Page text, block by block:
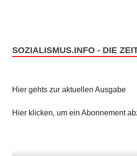
SOZIALISMUS.INFO - DIE
Hier gehts zur aktuellen Ausgabe
Hier klicken, um ein Abonnement